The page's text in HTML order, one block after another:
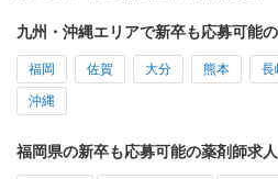
九州・沖縄エリアで新卒も応募可能
福岡 佐賀 大分 熊本 長
沖縄
福岡県の新卒も応募可能の薬剤師求